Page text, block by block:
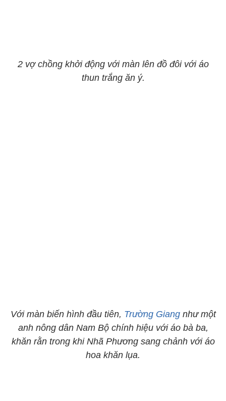
2 vợ chồng khởi động với màn lên đồ đôi với áo
thun trắng ăn ý.
Với màn biến hình đầu tiên, Trường Giangnhư một
anh nông dân Nam Bộ chính hiệu với áo bà ba,
khăn rằn trong khi Nhã Phương sang chảnh với áo
hoa khăn lụa.